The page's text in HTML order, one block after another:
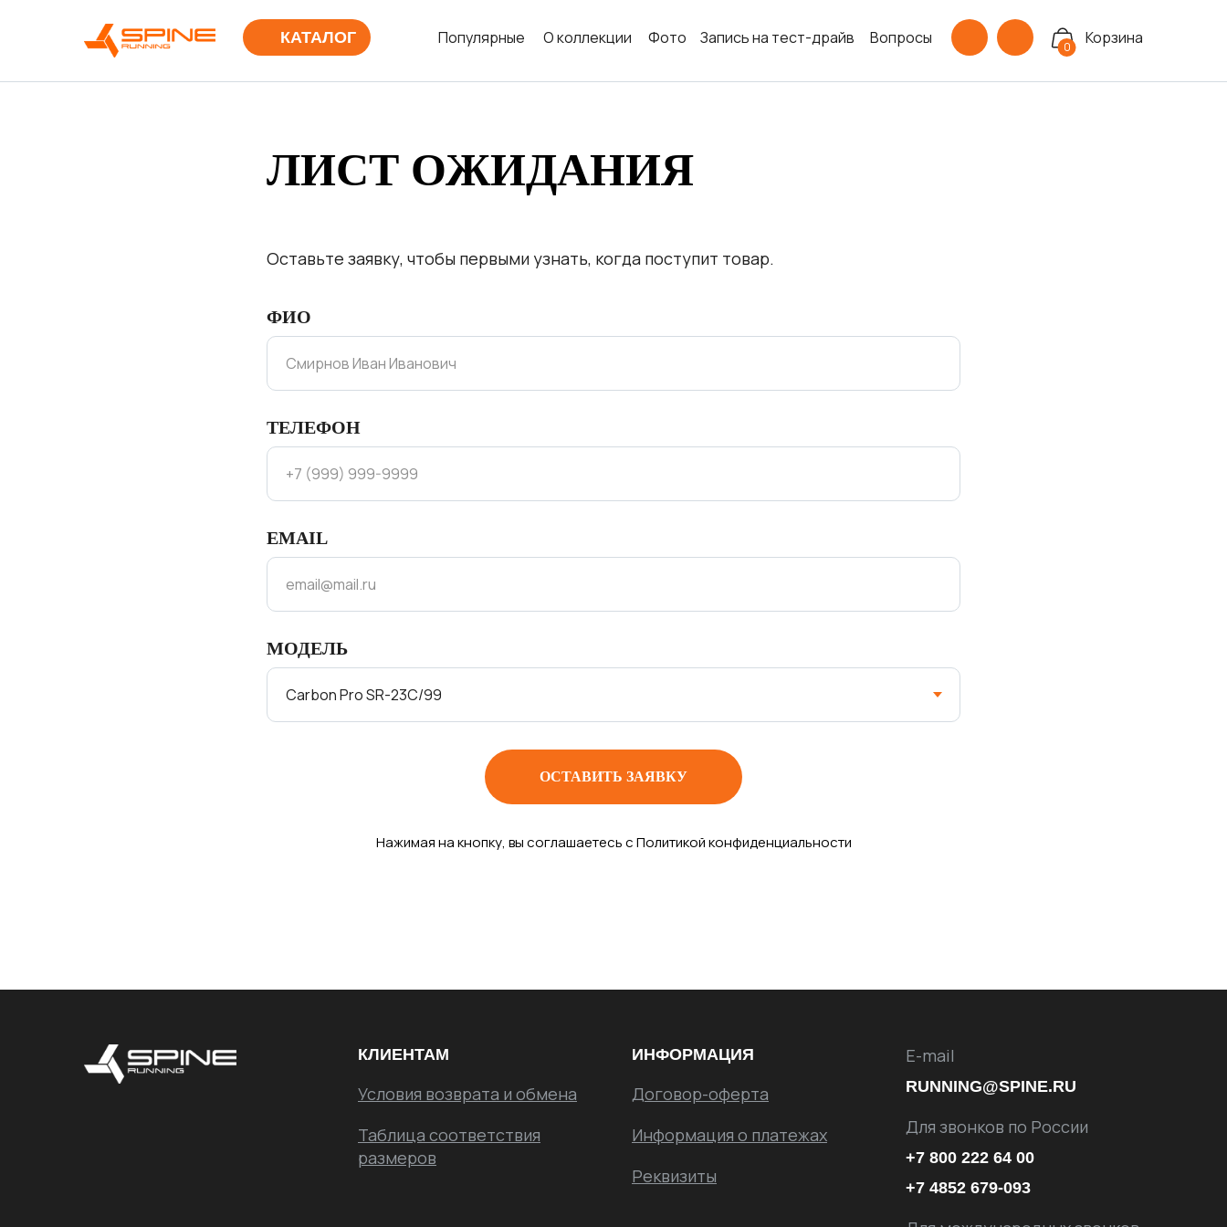
КАТАЛОГ Корзина
0
Популярные О коллекции Фото Запись на тест-драйв Вопросы
ЛИСТ ОЖИДАНИЯ
Оставьте заявку, чтобы первыми узнать, когда поступит товар.
ФИО
ТЕЛЕФОН
EMAIL
МОДЕЛЬ
ОСТАВИТЬ ЗАЯВКУ
Нажимая на кнопку, вы соглашаетесь с Политикой конфиденциальности
КЛИЕНТАМ ИНФОРМАЦИЯ
Условия возврата и обмена
Таблица соответствия
размеров
Договор-оферта
Информация о платежах
Реквизиты
RUNNING@SPINE.RU
E-mail
Для звонков по России
+7 800 222 64 00
+7 4852 679-093